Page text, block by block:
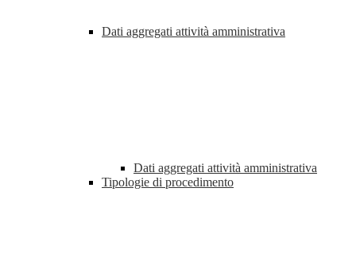
Dati aggregati attività amministrativa
Dati aggregati attività amministrativa
Tipologie di procedimento